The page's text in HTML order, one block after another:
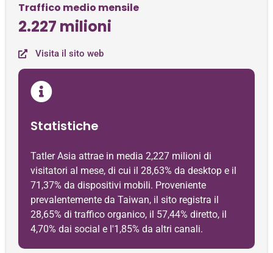
Traffico medio mensile
2.227 milioni
Visita il sito web
Statistiche
Tatler Asia attrae in media 2,227 milioni di
visitatori al mese, di cui il 28,63% da desktop e il
71,37% da dispositivi mobili. Proveniente
prevalentemente da Taiwan, il sito registra il
28,65% di traffico organico, il 57,44% diretto, il
4,70% dai social e l'1,85% da altri canali.